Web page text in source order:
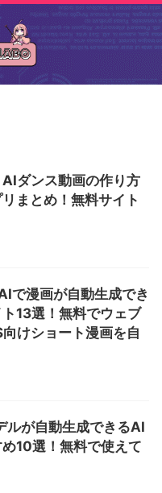
AIダンス動画の作り方
まとめ！無料サイト
で漫画が自動生成でき
13選！無料でウェブ
向けショート漫画を自
ルが自動生成できるAI
10選！無料で使えて